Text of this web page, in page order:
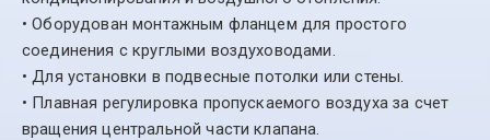
• Оборудован монтажным фланцем для простого
соединения с круглыми воздуховодами.
• Для установки в подвесные потолки или стены.
• Плавная регулировка пропускаемого воздуха за счет
вращения центральной части клапана.